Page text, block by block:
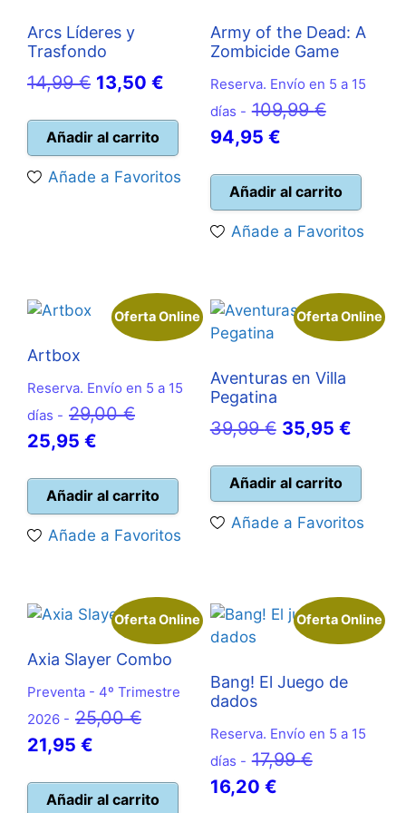
Arcs Líderes y
Trasfondo
14,99€ El
original
era:
14,99 €.
13,50 €
precio
actual
es:
13,50 €.
Añadir al carrito
Añade a Favoritos
Army of the Dead: A
Zombicide Game
Reserva. Envío en 5 a 15
días - 109,99€El
era:
109,99 €.
94,95 €El
actual
es:
94,95 €.
Añadir al carrito
Añade a Favoritos
Oferta Online
Artbox
Reserva. Envío en 5 a 15
días - 29,00€El
era:
29,00 €.
25,95 €
actual
es:
25,95 €.
Añadir al carrito
Añade a Favoritos
Oferta Online
Aventuras en Villa
Pegatina
39,99€ El
original
era:
39,99 €.
35,95 €El
es:
35,95
Añadir al carrito
Añade a Favoritos
Oferta Online
Axia Slayer Combo
Preventa - 4º Trimestre
2026 - 25,00€El
era:
21,95 €
actual
Añadir al carrito
Oferta Online
Bang! El Juego de
dados
Reserva. Envío en 5 a 15
días - 17,99€El
16,20 €El